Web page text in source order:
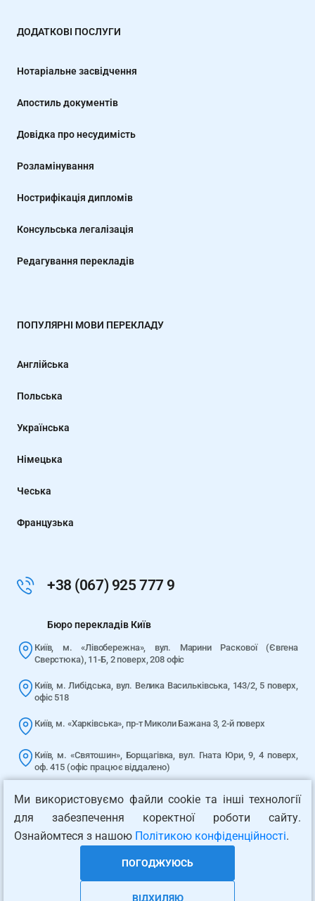
ДОДАТКОВІ ПОСЛУГИ
Нотаріальне засвідчення
Апостиль документів
Довідка про несудимість
Розламінування
Нострифікація дипломів
Консульська легалізація
Редагування перекладів
ПОПУЛЯРНІ МОВИ ПЕРЕКЛАДУ
Англійська
Польська
Українська
Німецька
Чеська
Французька
+38 (067) 925 777 9
Бюро перекладів Київ
Київ, м. «Лівобережна», вул. Марини Раскової (Євгена
Сверстюка), 11-Б, 2 поверх, 208 офіс
Київ, м. Либідська, вул. Велика Васильківська, 143/2, 5 поверх,
офіс 518
Київ, м. «Харківська», пр-т Миколи Бажана 3, 2-й поверх
Київ, м. «Святошин», Борщагівка, вул. Гната Юри, 9, 4 поверх,
оф. 415 (офіс працює віддалено)
Київ, м. «Лук’янівська», вул. Юрія Іллєнка (Мельникова), 2/10, 5
поверх (офіс працює віддалено)
Мапа сайту
Ми використовуємо файли cookie та інші технології
для забезпечення коректної роботи сайту.
Ознайомтеся з нашою Політикою конфіденційності.
ПОГОДЖУЮСЬ
ВІДХИЛЯЮ